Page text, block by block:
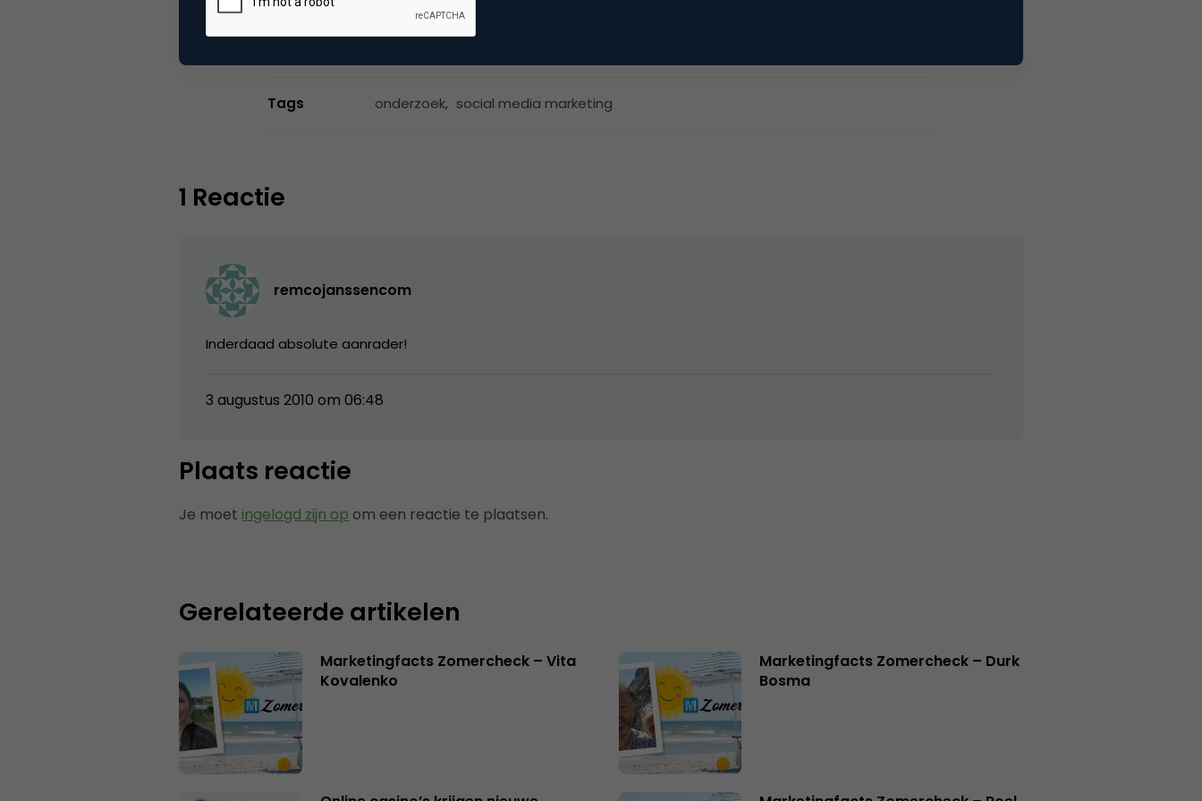
Tags onderzoek, social media marketing
1 Reactie
remcojanssencom
Inderdaad absolute aanrader!
3 augustus 2010 om 06:48
Plaats reactie
Je moet ingelogd zijn op om een reactie te plaatsen.
Gerelateerde artikelen
Marketingfacts Zomercheck – Vita
Kovalenko
Marketingfacts Zomercheck – Durk
Bosma